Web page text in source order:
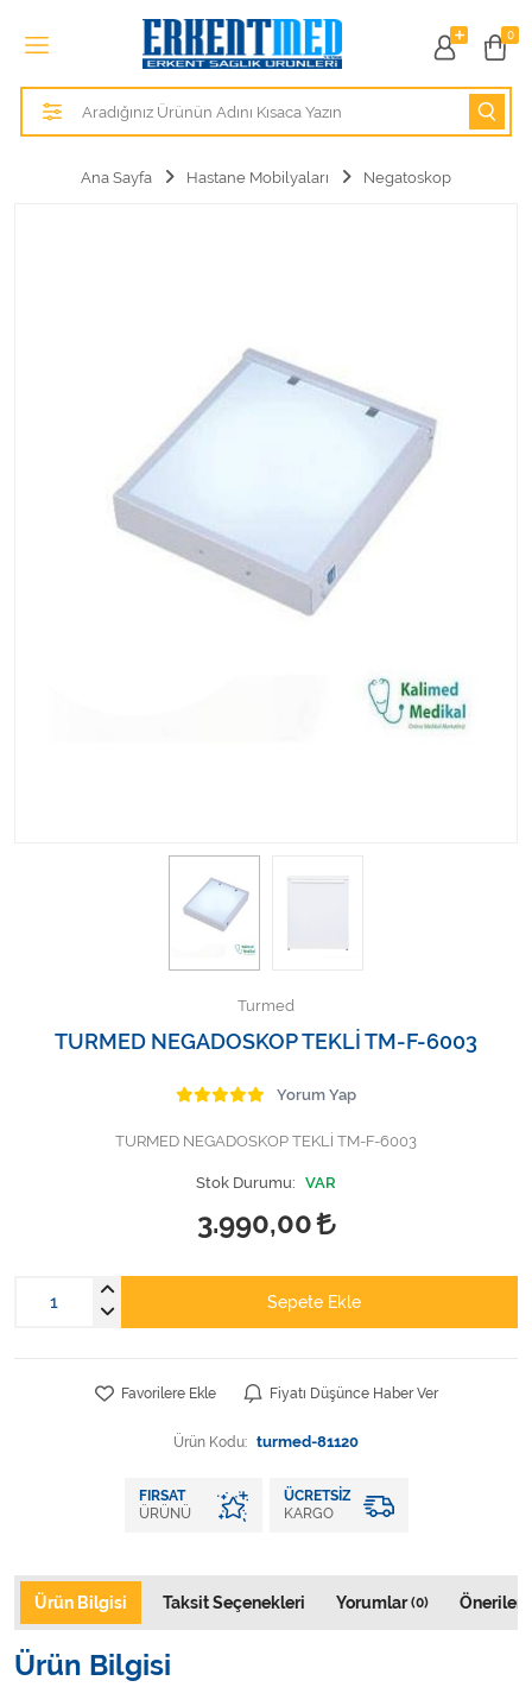
0
Tüm Kategoriler
Alezler
Hastane Mobilyaları
Kişisel Bakım ve Sağlık
Kişisel Bakım ve Sağlık
Tüm Kategorileri Gör
Ana Sayfa Hastane Mobilyaları Negatoskop
Turmed
TURMED NEGADOSKOP TEKLİ TM-F-6003
Yorum Yap
TURMED NEGADOSKOP TEKLİ TM-F-6003
Stok Durumu: VAR
3.990,00
Sepete Ekle
Favorilere Ekle Fiyatı Düşünce Haber Ver
Ürün Kodu: turmed-81120
FIRSAT
ÜRÜNÜ
ÜCRETSIZ
KARGO
Ürün Bilgisi Taksit Seçenekleri Yorumlar(0)
Ürün Bilgisi